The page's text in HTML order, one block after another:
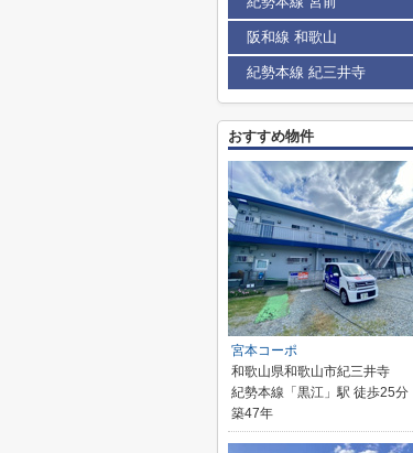
阪和線 和歌山
紀勢本線 紀三井寺
おすすめ物件
宮本コーポ
和歌山県和歌山市紀三井寺
紀勢本線「黒江」駅 徒歩25分
築47年